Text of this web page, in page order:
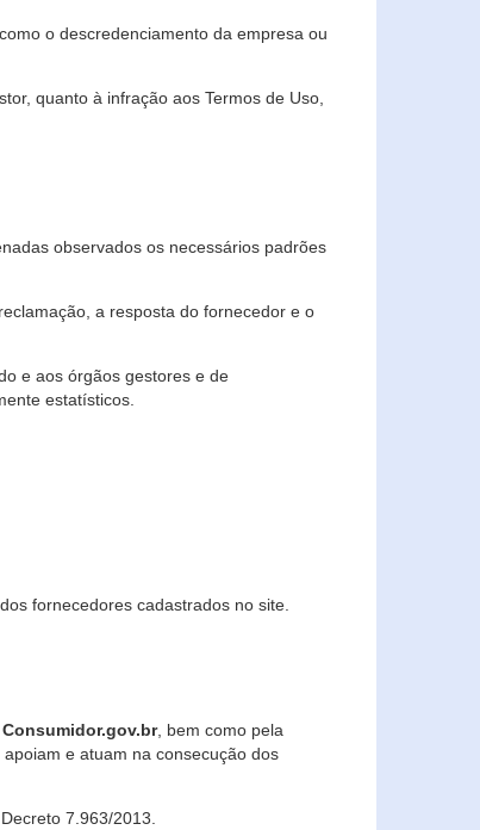
o descredenciamento da empresa ou
quanto à infração aos Termos de Uso,
observados os necessários padrões
a resposta do fornecedor e o
e aos órgãos gestores e de
estatísticos.
fornecedores cadastrados no site.
Consumidor.gov.br, bem como pela
e atuam na consecução dos
7.963/2013.